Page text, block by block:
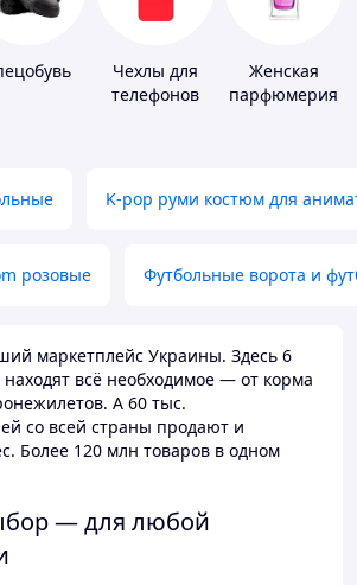
Чехлы для
телефонов
Женская
парфюмерия
K-pop руми костюм для
розовые Футбольные ворота и
маркетплейс Украины. Здесь 6
всё необходимое — от корма
А 60 тыс.
со всей страны продают и
Более 120 млн товаров в одном
— для любой